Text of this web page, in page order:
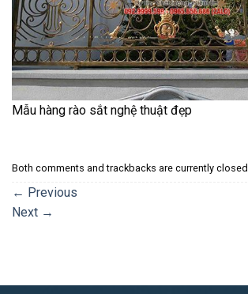
Mẫu hàng rào sắt nghệ thuật đẹp
Both comments and trackbacks are currently closed.
← Previous
Next →